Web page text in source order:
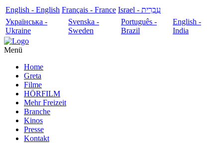
English - English Français - France
עִבְרִית - Israel
Українська -
Ukraine
Svenska -
Sweden
Português -
Brazil
English -
India
Menü
Home
Greta
Filme
HÖRFILM
Mehr Freizeit
Branche
Kinos
Presse
Kontakt